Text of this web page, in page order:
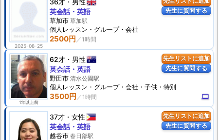
先生に質問する
2025-08-25
36才 男性
2500円
英会話・英語
草加市 草加駅
個人 レッスン ・グループ・会社
先生リストに追加
先生に質問する
1年以上前
62才 男性
3500円 computer
英会話・英語
野田市 清水公園駅
個人 レッスン ・グループ・会社・子供・特別
先生リストに追加
先生に質問する
37才 女性
英会話・英語
越谷市 春日部駅